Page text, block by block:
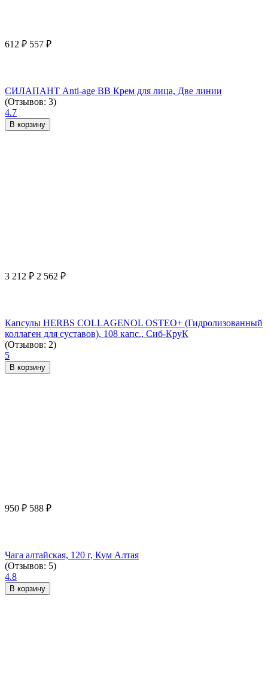
612 ₽ 557 ₽
СИЛАПАНТ Anti-age ВВ Крем для лица, Две линии
(Отзывов: 3)
4.7
В корзину
3 212 ₽ 2 562 ₽
Капсулы HERBS COLLAGENOL OSTEO+ (Гидролизованный
коллаген для суставов), 108 капс., Сиб-КруК
(Отзывов: 2)
5
В корзину
950 ₽ 588 ₽
Чага алтайская, 120 г, Кум Алтая
(Отзывов: 5)
4.8
В корзину